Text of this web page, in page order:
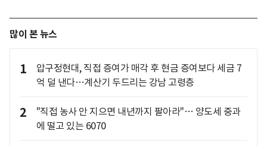
많이 본 뉴스
1
압구정현대, 직접 증여가 매각 후 현금 증여보다 세금 7
억 덜 낸다…계산기 두드리는 강남 고령층
2
"직접 농사 안 지으면 내년까지 팔아라"… 양도세 중과
에 떨고 있는 6070